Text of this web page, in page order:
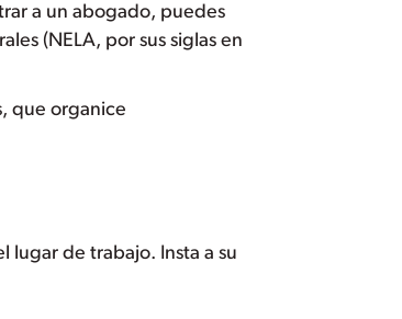
a un abogado, puedes
(NELA, por sus siglas en
que organice
lugar de trabajo. Insta a su